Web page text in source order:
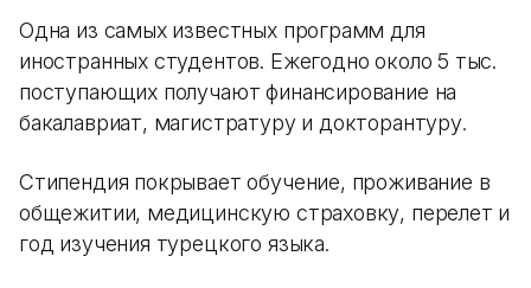
Одна из самых известных программ для
иностранных студентов. Ежегодно около 5 тыс.
поступающих получают финансирование на
бакалавриат, магистратуру и докторантуру.
Стипендия покрывает обучение, проживание в
общежитии, медицинскую страховку, перелет и
год изучения турецкого языка.